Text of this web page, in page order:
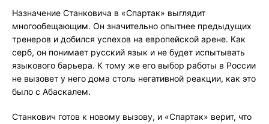
Назначение Станковича в «Спартак» выглядит
многообещающим. Он значительно опытнее предыдущих
тренеров и добился успехов на европейской арене. Как
серб, он понимает русский язык и не будет испытывать
языкового барьера. К тому же его выбор работы в России
не вызовет у него дома столь негативной реакции, как это
было с Абаскалем.
Станкович готов к новому вызову, и «Спартак» верит, что